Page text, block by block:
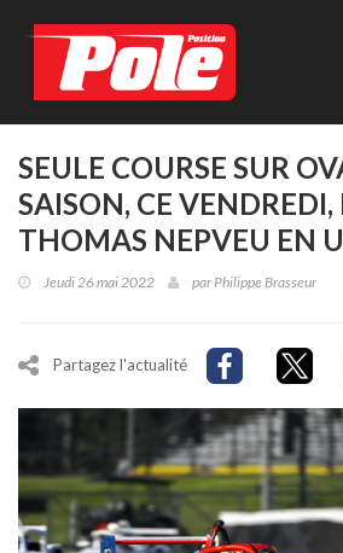
SEULE COURSE SUR
SAISON, CE VENDREDI,
THOMAS NEPVEU EN
Jeudi 26 mai 2022 parPhilippe Brasseur
Partagez l'actualité